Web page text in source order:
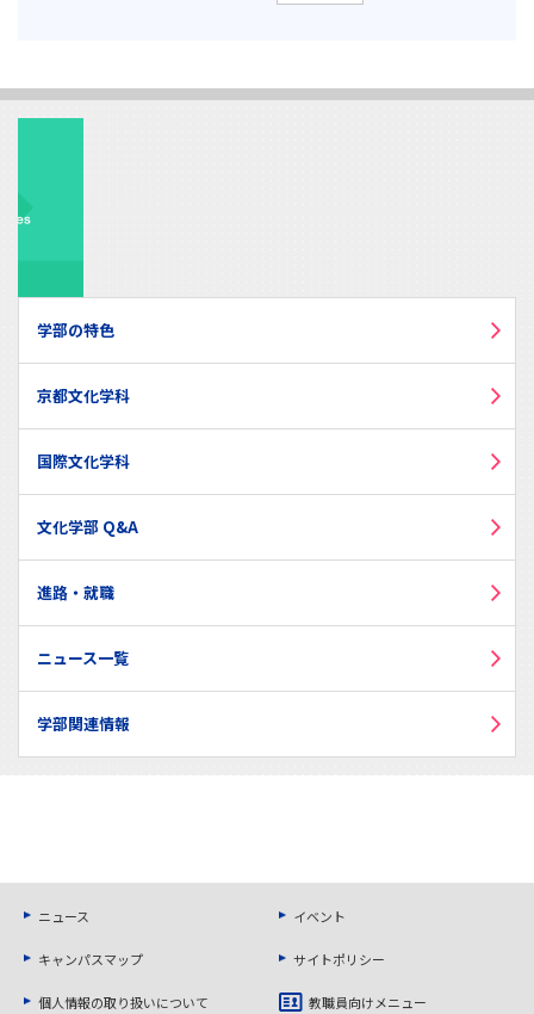
学部の特色
京都文化学科
国際文化学科
文化学部 Q&A
進路・就職
ニュース一覧
学部関連情報
ニュース イベント
キャンパスマップ サイトポリシー
個人情報の取り扱いについて 教職員向けメニュー